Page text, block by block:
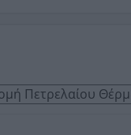
Πετρελαίου